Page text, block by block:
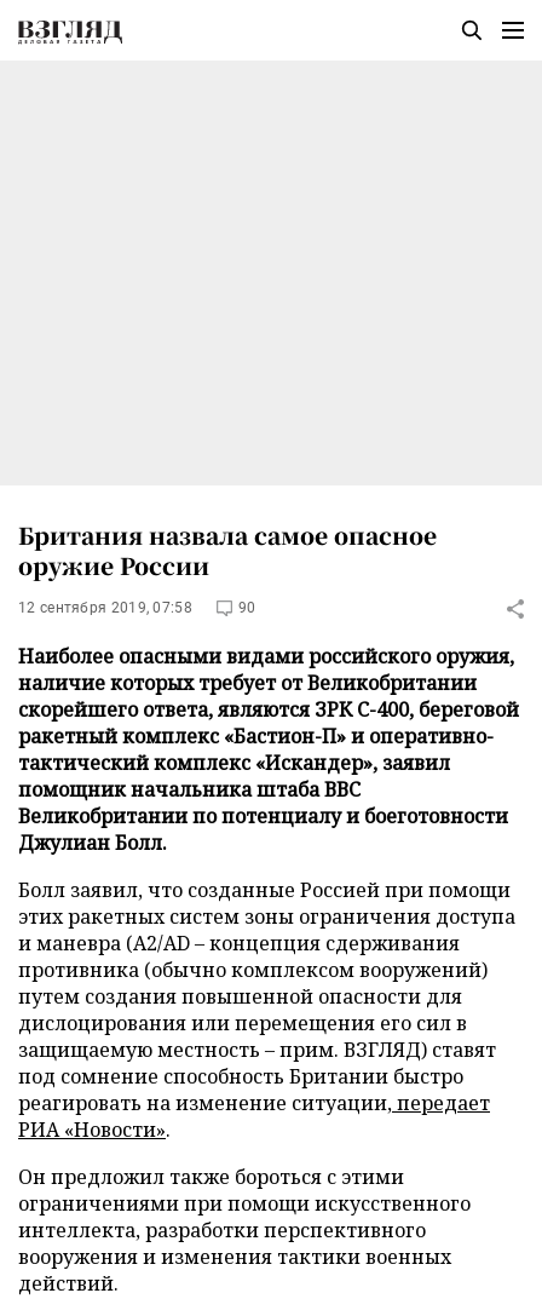
Британия назвала самое опасное
оружие России
12 сентября 2019, 07:58 90
Наиболее опасными видами российского оружия,
наличие которых требует от Великобритании
скорейшего ответа, являются ЗРК С-400, береговой
ракетный комплекс «Бастион-П» и оперативно-
тактический комплекс «Искандер», заявил
помощник начальника штаба ВВС
Великобритании по потенциалу и боеготовности
Джулиан Болл.
Болл заявил, что созданные Россией при помощи
этих ракетных систем зоны ограничения доступа
и маневра (A2/AD – концепция сдерживания
противника (обычно комплексом вооружений)
путем создания повышенной опасности для
дислоцирования или перемещения его сил в
защищаемую местность – прим. ВЗГЛЯД) ставят
под сомнение способность Британии быстро
реагировать на изменение ситуации,передает
РИА «Новости».
Он предложил также бороться с этими
ограничениями при помощи искусственного
интеллекта, разработки перспективного
вооружения и изменения тактики военных
действий.